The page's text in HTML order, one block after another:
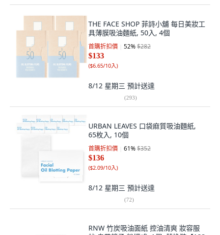
THE FACE SHOP 菲詩小舖 每日美妝工
具薄膜吸油麵紙, 50入, 4個
首購折扣價 52%$282
$133
($6.65/10入)
8/12 星期三 預計送達
(293)
URBAN LEAVES 口袋麻質吸油麵紙,
65枚入, 10個
首購折扣價 61%$352
$136
($2.09/10入)
8/12 星期三 預計送達
(72)
RNW 竹炭吸油面紙 控油清爽 妝容服